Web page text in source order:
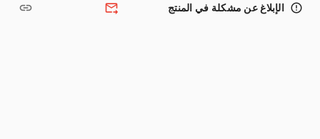
error_outline الإبلاغ عن مشكلة في المنتج forward_to_inbox
link